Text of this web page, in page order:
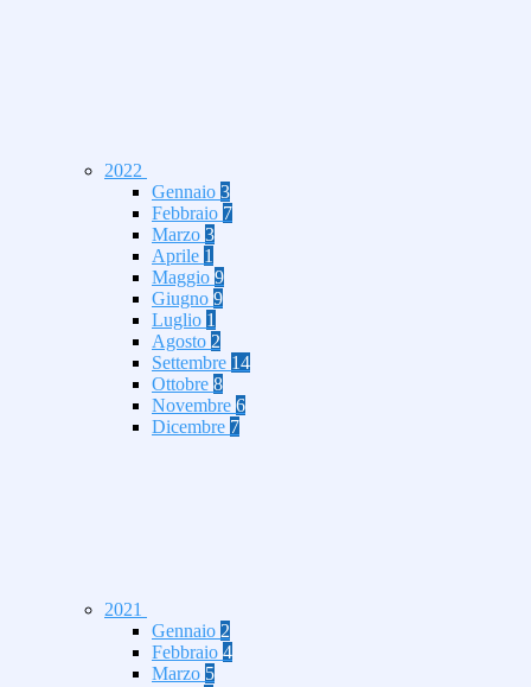
2022
Gennaio 3
Febbraio 7
Marzo 3
Aprile 1
Maggio 9
Giugno 9
Luglio 1
Agosto 2
Settembre 14
Ottobre 8
Novembre 6
Dicembre 7
2021
Gennaio 2
Febbraio 4
Marzo 5